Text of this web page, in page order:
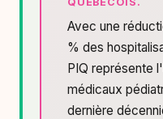
Avec une
% des
PIQ représente
médicaux
dernière